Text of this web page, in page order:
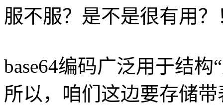
服不服？是不是很有用？
base64编码广泛用于结
所以，咱们这边要存储